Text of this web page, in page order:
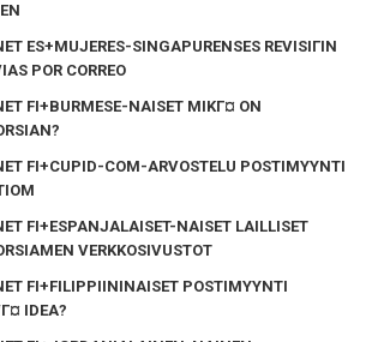
ES+MUJERES-SINGAPURENSES REVISIГІN
POR CORREO
FI+BURMESE-NAISET MIKГ¤ ON
FI+CUPID-COM-ARVOSTELU POSTIMYYNTI
FI+ESPANJALAISET-NAISET LAILLISET
VERKKOSIVUSTOT
FI+FILIPPIININAISET POSTIMYYNTI
IDEA?